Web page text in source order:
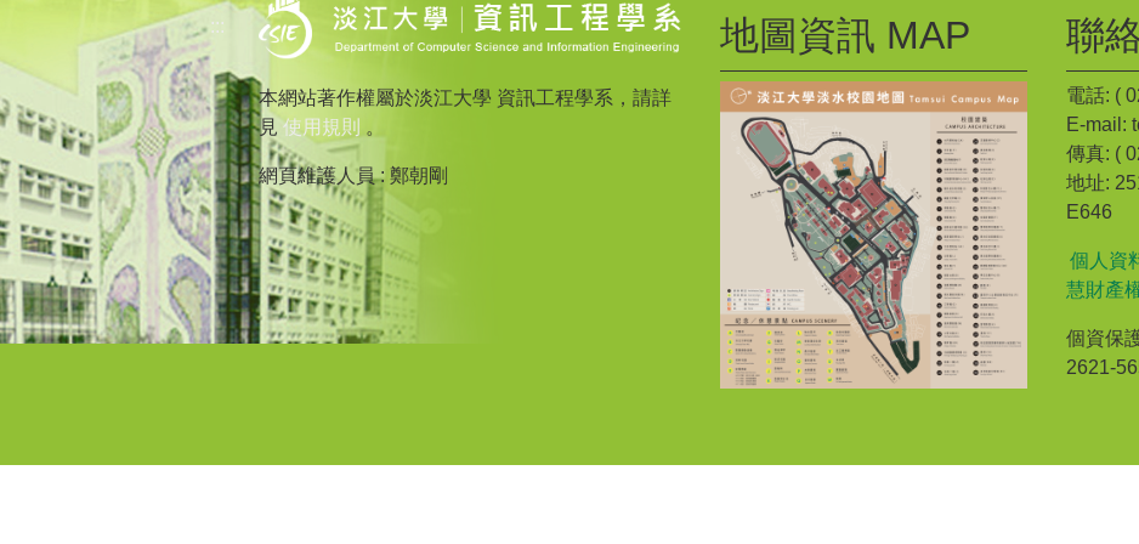
:::
本網站著作權屬於淡江大學 資訊工程學系，請詳
見 使用規則 。
網頁維護人員 : 鄭朝剛
地圖資訊 MAP 聯
電話: (
E-mail:
傳真: (
地址:
E646
個人資
慧財產
個資保
2621-